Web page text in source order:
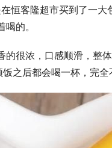
恒客隆超市买到了一
的。
很浓，口感顺滑，整
之后都会喝一杯，完全